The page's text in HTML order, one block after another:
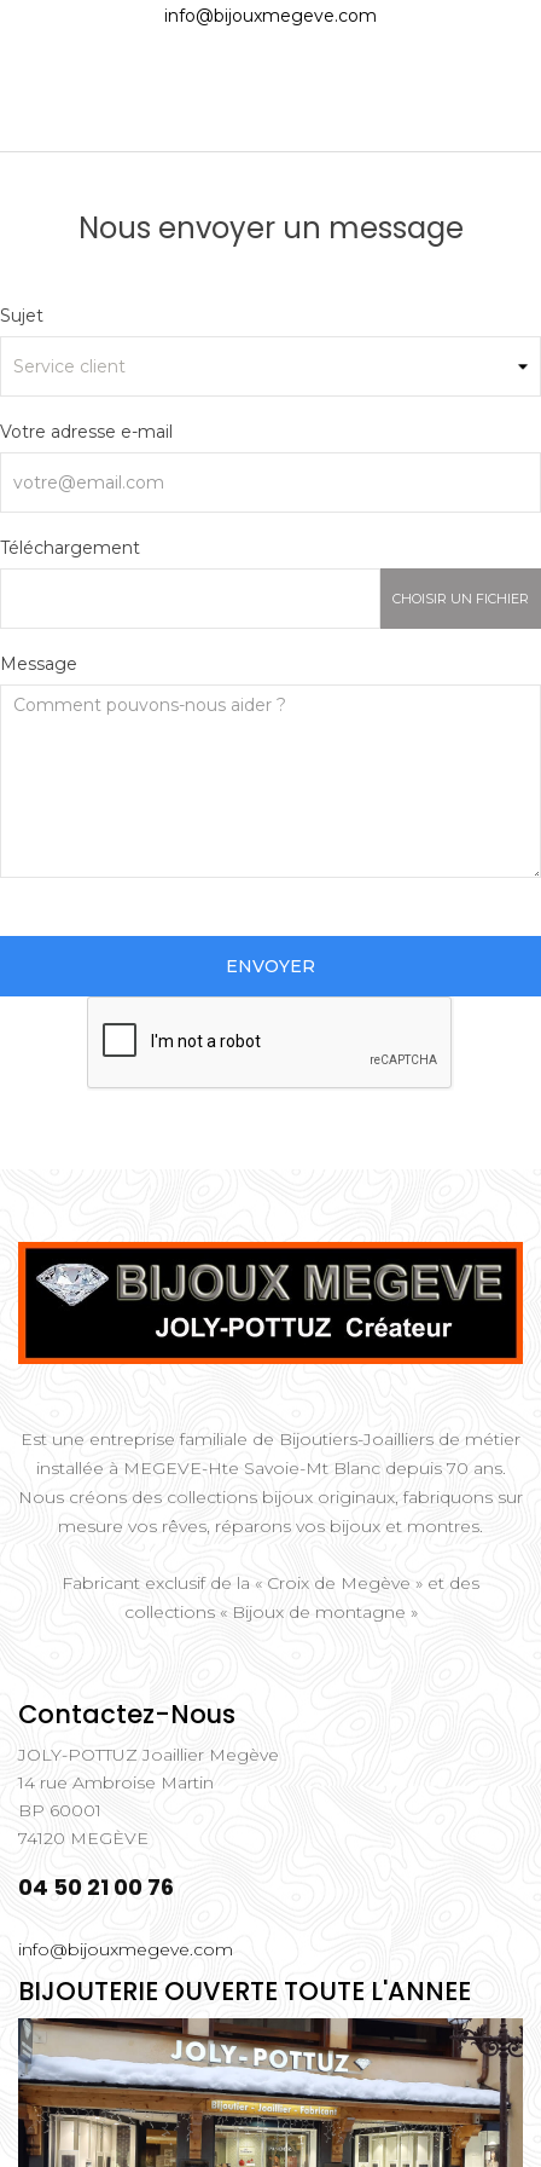
info@bijouxmegeve.com
Nous envoyer un message
Sujet
Votre adresse e-mail
Téléchargement
CHOISIR UN FICHIER
Message
Est une entreprise familiale de Bijoutiers-Joailliers de métier
installée à MEGEVE-Hte Savoie-Mt Blanc depuis 70 ans.
Nous créons des collections bijoux originaux, fabriquons sur
mesure vos rêves, réparons vos bijoux et montres.
Fabricant exclusif de la « Croix de Megève » et des
collections « Bijoux de montagne »
Contactez-Nous
JOLY-POTTUZ Joaillier Megève
14 rue Ambroise Martin
BP 60001
74120 MEGÈVE
04 50 21 00 76
info@bijouxmegeve.com
BIJOUTERIE OUVERTE TOUTE L'ANNEE